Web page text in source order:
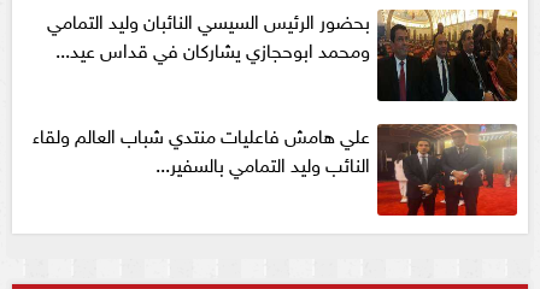
بحضور الرئيس السيسي النائبان وليد التمامي
ومحمد ابوحجازي يشاركان في قداس عيد...
علي هامش فاعليات منتدي شباب العالم ولقاء
النائب وليد التمامي بالسفير...